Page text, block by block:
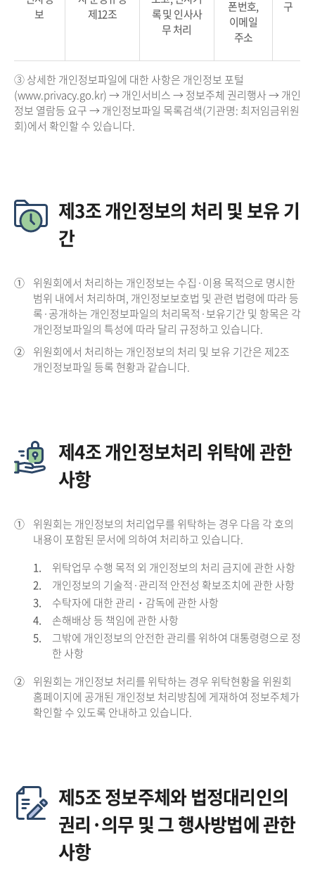
보
제12조
록 및 인사사
무 처리
폰번호,
이메일
주소
구
③ 상세한 개인정보파일에 대한 사항은 개인정보 포털
(www.privacy.go.kr) → 개인서비스 → 정보주체 권리행사 → 개인
정보 열람등 요구 → 개인정보파일 목록검색(기관명: 최저임금위원
회)에서 확인할 수 있습니다.
제3조 개인정보의 처리 및 보유 기
간
① 위원회에서 처리하는 개인정보는 수집·이용 목적으로 명시한
범위 내에서 처리하며, 개인정보보호법 및 관련 법령에 따라 등
록·공개하는 개인정보파일의 처리목적·보유기간 및 항목은 각
개인정보파일의 특성에 따라 달리 규정하고 있습니다.
② 위원회에서 처리하는 개인정보의 처리 및 보유 기간은 제2조
개인정보파일 등록 현황과 같습니다.
제4조 개인정보처리 위탁에 관한
사항
① 위원회는 개인정보의 처리업무를 위탁하는 경우 다음 각 호의
내용이 포함된 문서에 의하여 처리하고 있습니다.
1.
위탁업무 수행 목적 외 개인정보의 처리 금지에 관한 사항
2.
개인정보의 기술적·관리적 안전성 확보조치에 관한 사항
3.
수탁자에 대한 관리・감독에 관한 사항
4.
손해배상 등 책임에 관한 사항
5.
그밖에 개인정보의 안전한 관리를 위하여 대통령령으로 정
한 사항
② 위원회는 개인정보 처리를 위탁하는 경우 위탁현황을 위원회
홈페이지에 공개된 개인정보 처리방침에 게재하여 정보주체가
확인할 수 있도록 안내하고 있습니다.
제5조 정보주체와 법정대리인의
권리·의무 및 그 행사방법에 관한
사항